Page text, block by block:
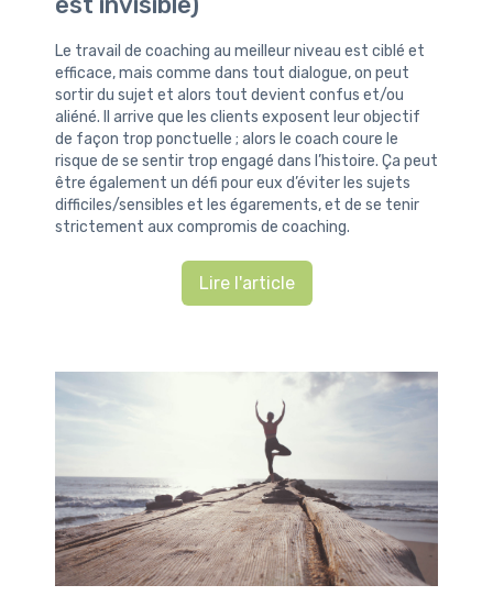
Le travail de coaching au meilleur niveau est ciblé et
efficace, mais comme dans tout dialogue, on peut
sortir du sujet et alors tout devient confus et/ou
aliéné. Il arrive que les clients exposent leur objectif
de façon trop ponctuelle ; alors le coach coure le
risque de se sentir trop engagé dans l’histoire. Ça peut
être également un défi pour eux d’éviter les sujets
difficiles/sensibles et les égarements, et de se tenir
strictement aux compromis de coaching.
Lire l'article